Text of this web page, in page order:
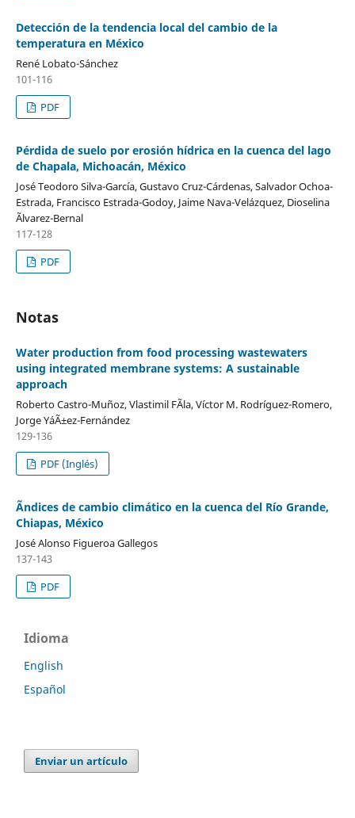
Detección de la tendencia local del cambio de la
temperatura en México
René Lobato-Sánchez
101-116
PDF
Pérdida de suelo por erosión hídrica en la cuenca del lago
de Chapala, Michoacán, México
José Teodoro Silva-García, Gustavo Cruz-Cárdenas, Salvador Ochoa-
Estrada, Francisco Estrada-Godoy, Jaime Nava-Velázquez, Dioselina
Ãlvarez-Bernal
117-128
PDF
Notas
Water production from food processing wastewaters
using integrated membrane systems: A sustainable
approach
Roberto Castro-Muñoz, Vlastimil FÃ­la, Víctor M. Rodríguez-Romero,
Jorge YáÃ±ez-Fernández
129-136
PDF (Inglés)
Ãndices de cambio climático en la cuenca del Río Grande,
Chiapas, México
José Alonso Figueroa Gallegos
137-143
PDF
Idioma
English
Español
Enviar un artículo